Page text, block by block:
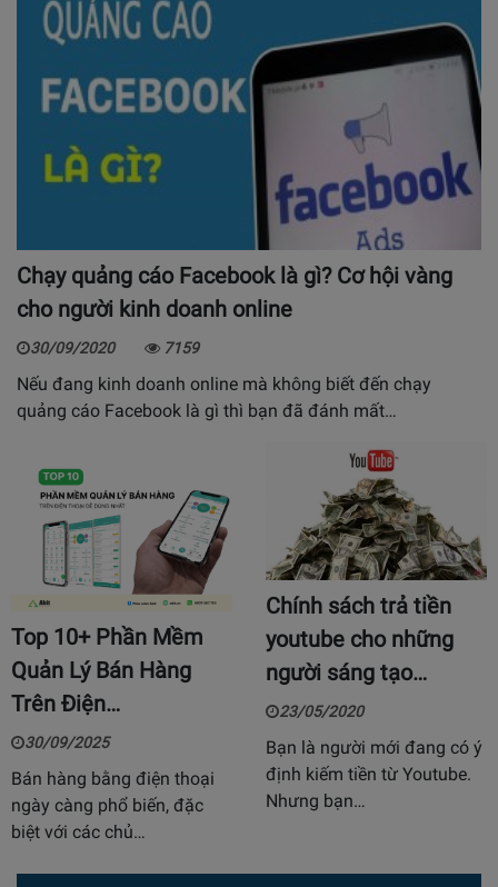
Chạy quảng cáo Facebook là gì? Cơ hội vàng
cho người kinh doanh online
30/09/2020 7159
Nếu đang kinh doanh online mà không biết đến chạy
quảng cáo Facebook là gì thì bạn đã đánh mất…
Top 10+ Phần Mềm
Quản Lý Bán Hàng
Trên Điện…
30/09/2025
Bán hàng bằng điện thoại
ngày càng phổ biến, đặc
biệt với các chủ…
Chính sách trả tiền
youtube cho những
người sáng tạo…
23/05/2020
Bạn là người mới đang có ý
định kiếm tiền từ Youtube.
Nhưng bạn…